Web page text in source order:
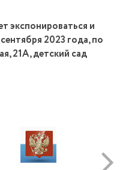
экспонироваться и
2023 года, по
21А, детский сад